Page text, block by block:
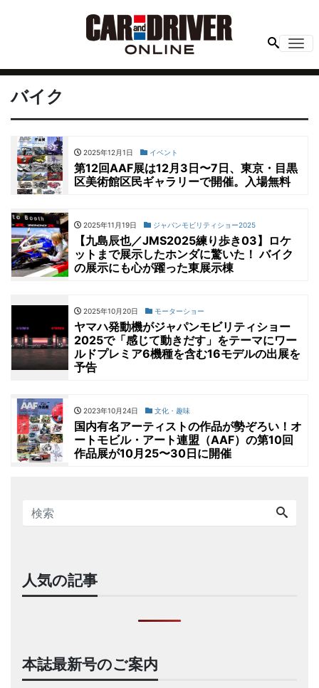
バイク
2025年12月1日 イベント
第12回AAF展は12月3日〜7日、東京・目黒
区美術館区民ギャラリーで開催。入場無料
2025年11月19日 ジャパンモビリティショー2025
【九島辰也／JMS2025練り歩き03】ロケ
ットまで展示したホンダに驚いた！ バイク
の展示にも心が躍った東展示棟
2025年10月20日 モーターショー
ヤマハ発動機がジャパンモビリティショー
2025で「感じて動きだす」をテーマにワー
ルドプレミア6機種を含む16モデルの出展を
予告
2023年10月24日 文化・趣味
国内有名アーティストの作品が勢ぞろい！オ
ートモビル・アート連盟（AAF）の第10回
作品展が10月25〜30日に開催
人気の記事
本誌最新号のご案内